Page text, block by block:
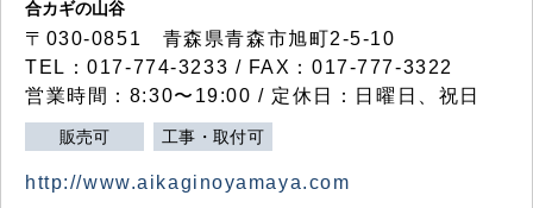
合カギの山谷
〒030-0851 青森県青森市旭町2-5-10
TEL：017-774-3233 / FAX：017-777-3322
営業時間：8:30〜19:00 / 定休日：日曜日、祝日
販売可 工事・取付可
http://www.aikaginoyamaya.com